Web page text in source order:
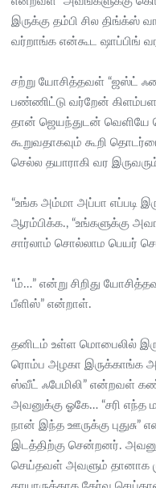
இருக்கு தம்பி சில
வர்றாங்க என்கூட ஷாப்பிங் வர
சற்று யோசித்தவள் “ஜஸ்ட்
பண்ணிட்டு வர்றேன்
தான் ஜெயந்துடன் வெளியே
கூறுவதாகவும் கூறி
செல்ல தயாராகி வர
“உங்க அம்மா அப்பா எப்படி
ஆரம்பிக்க., “உங்களுக்கு
சார்லாம் சொல்லாம பெயர்
“ம்…” என்று சிறிது
பீளிஸ்” என்றாள்.
தனிடம் உள்ள மொபைலில்
ரொம்ப அழகா இருக்காங்க
ஸ்வீட் ஃபேமிலி” என்றவள்
அவனுக்கு ஓகே… “சரி
நான் இந்த ஊருக்கு புதுசு”
இடத்திற்கு சென்றனர்.
செய்தவள் அவளும் தானாக
தாயாருக்காக தேர்வு